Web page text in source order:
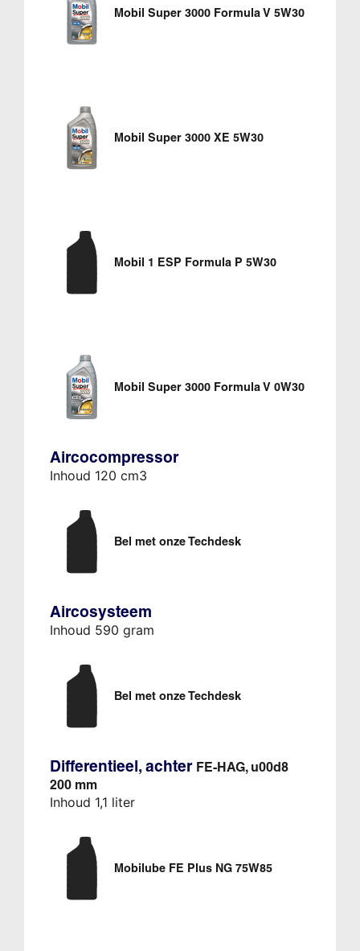
Mobil Super 3000 Formula V 5W30
Mobil Super 3000 XE 5W30
Mobil 1 ESP Formula P 5W30
Mobil Super 3000 Formula V 0W30
Aircocompressor
Inhoud 120 cm3
Bel met onze Techdesk
Aircosysteem
Inhoud 590 gram
Bel met onze Techdesk
Differentieel, achter FE-HAG, u00d8
200 mm
Inhoud 1,1 liter
Mobilube FE Plus NG 75W85